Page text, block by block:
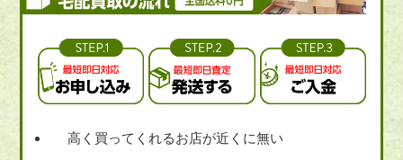
高く買ってくれるお店が近くに無い